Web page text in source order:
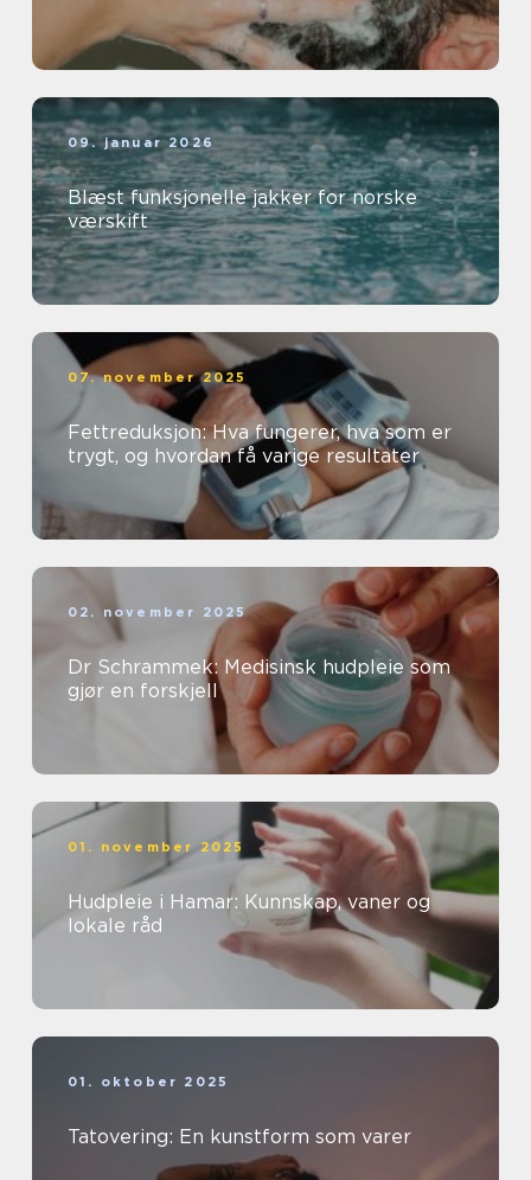
09. januar 2026
Blæst funksjonelle jakker for norske
værskift
07. november 2025
Fettreduksjon: Hva fungerer, hva som er
trygt, og hvordan få varige resultater
02. november 2025
Dr Schrammek: Medisinsk hudpleie som
gjør en forskjell
01. november 2025
Hudpleie i Hamar: Kunnskap, vaner og
lokale råd
01. oktober 2025
Tatovering: En kunstform som varer